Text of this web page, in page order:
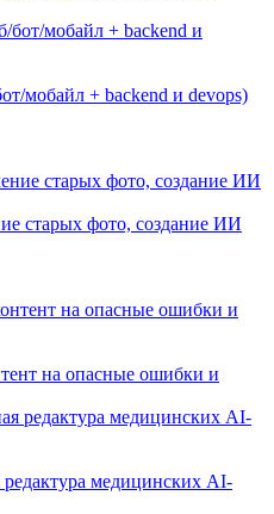
мобайл + backend и devops)
старых фото, создание ИИ
на опасные ошибки и
медицинских AI-